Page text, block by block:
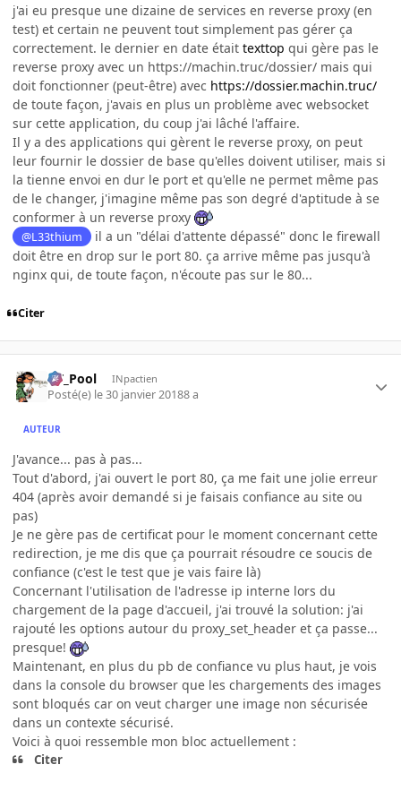
j'ai eu presque une dizaine de services en reverse proxy (en
test) et certain ne peuvent tout simplement pas gérer ça
correctement. le dernier en date était texttop qui gère pas le
reverse proxy avec un https://machin.truc/dossier/ mais qui
doit fonctionner (peut-être) avec https://dossier.machin.truc/
de toute façon, j'avais en plus un problème avec websocket
sur cette application, du coup j'ai lâché l'affaire.
Il y a des applications qui gèrent le reverse proxy, on peut
leur fournir le dossier de base qu'elles doivent utiliser, mais si
la tienne envoi en dur le port et qu'elle ne permet même pas
de le changer, j'imagine même pas son degré d'aptitude à se
conformer à un reverse proxy
@L33thium
il a un "délai d'attente dépassé" donc le firewall
doit être en drop sur le port 80. ça arrive même pas jusqu'à
nginx qui, de toute façon, n'écoute pas sur le 80...
Citer
DT_Pool INpactien
Posté(e) le 30 janvier 20188 a
AUTEUR
J'avance... pas à pas...
Tout d'abord, j'ai ouvert le port 80, ça me fait une jolie erreur
404 (après avoir demandé si je faisais confiance au site ou
pas)
Je ne gère pas de certificat pour le moment concernant cette
redirection, je me dis que ça pourrait résoudre ce soucis de
confiance (c'est le test que je vais faire là)
Concernant l'utilisation de l'adresse ip interne lors du
chargement de la page d'accueil, j'ai trouvé la solution: j'ai
rajouté les options autour du proxy_set_header et ça passe...
presque!
Maintenant, en plus du pb de confiance vu plus haut, je vois
dans la console du browser que les chargements des images
sont bloqués car on veut charger une image non sécurisée
dans un contexte sécurisé.
Voici à quoi ressemble mon bloc actuellement :
Citer